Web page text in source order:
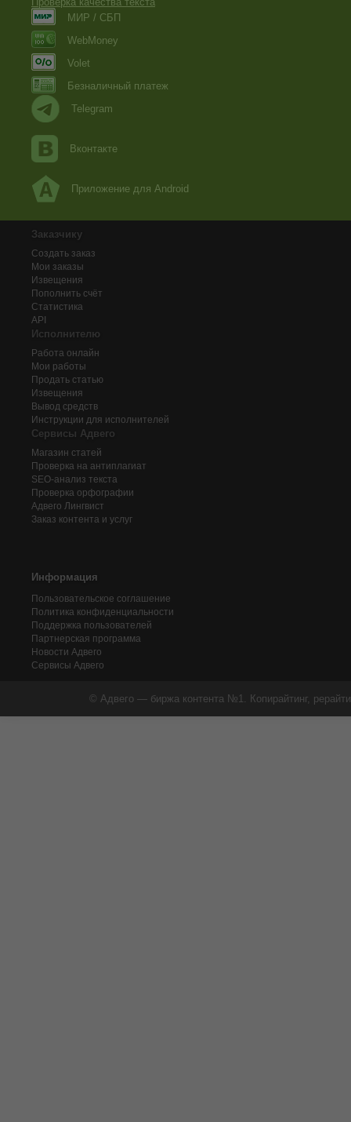
МИР / СБП
WebMoney
Volet
Безналичный платеж
Telegram
Вконтакте
Приложение для Android
Заказчику
Создать заказ
Мои заказы
Извещения
Пополнить счёт
Статистика
API
Исполнителю
Работа онлайн
Мои работы
Продать статью
Извещения
Вывод средств
Инструкции для исполнителей
Сервисы Адвего
Магазин статей
Проверка на антиплагиат
SEO-анализ текста
Проверка орфографии
Адвего Лингвист
Заказ контента и услуг
Информация
Пользовательское соглашение
Политика конфиденциальности
Поддержка пользователей
Партнерская программа
Новости Адвего
Сервисы Адвего
© Адвего — биржа контента №1. Копирайтинг,